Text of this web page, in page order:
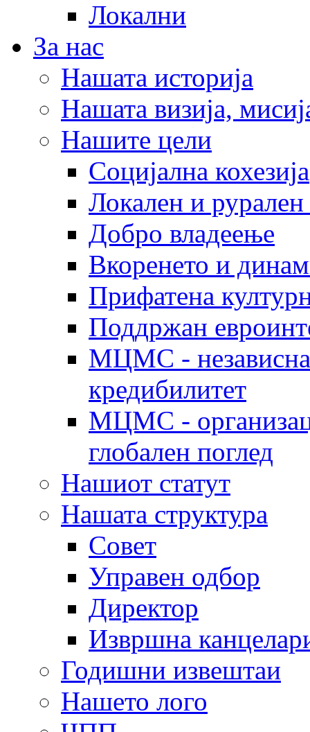
Локални
За нас
Нашата историја
Нашата визија,
Нашите цели
Социјална кохезија
Локален и рурален
Добро владеење
Вкоренето и
Прифатена
Поддржан
МЦМС - независна
кредибилитет
МЦМС -
глобален поглед
Нашиот статут
Нашата структура
Совет
Управен одбор
Директор
Извршна
Годишни извештаи
Нашето лого